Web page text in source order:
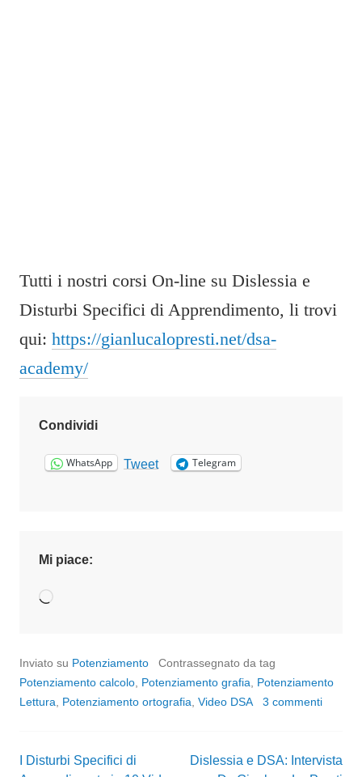
Tutti i nostri corsi On-line su Dislessia e
Disturbi Specifici di Apprendimento, li trovi
qui: https://gianlucalopresti.net/dsa-
academy/
Condividi
WhatsApp Tweet Telegram
Mi piace:
Caricamento
Inviato su Potenziamento
Contrassegnato da tag
Potenziamento calcolo, Potenziamento grafia, Potenziamento
Lettura, Potenziamento ortografia, Video DSA 3 commenti
Navigazione
I Disturbi Specifici di
Dislessia e DSA: Intervista